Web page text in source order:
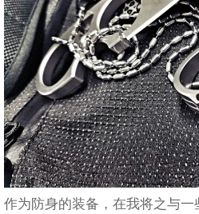
作为防身的装备，在我将之与